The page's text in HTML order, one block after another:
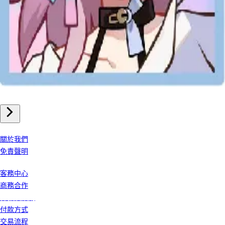
手機遊戲
崩壞星穹鐵道 儲值
關於我們
免責聲明
客務中心
商務合作
付款方式
交易流程